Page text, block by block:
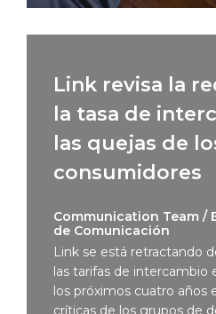
Link revisa la
la tasa de
las quejas de
consumidores
Communication Team /
de Comunicación
Link se está retractando
las tarifas de intercambio
los próximos cuatro años
críticas de los grupos de